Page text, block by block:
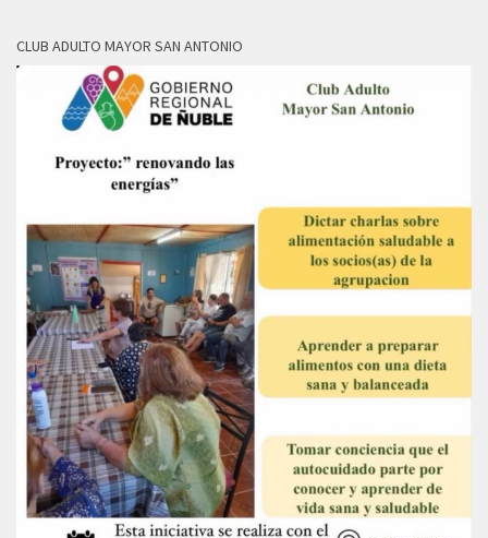
CLUB ADULTO MAYOR SAN ANTONIO